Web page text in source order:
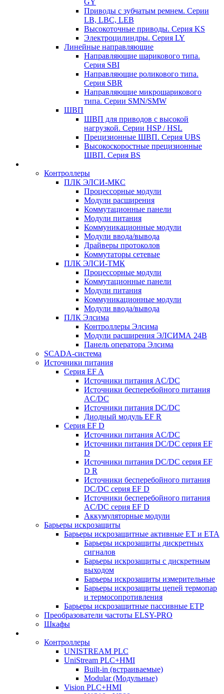
GY
Приводы с зубчатым ремнем. Серии
LB, LBC, LEB
Высокоточные приводы. Серия KS
Электроцилиндры. Серия LY
Линейные направляющие
Направляющие шарикового типа.
Серия SBI
Направляющие роликового типа.
Серия SBR
Направляющие микрошарикового
типа. Серии SMN/SMW
ШВП
ШВП для приводов с высокой
нагрузкой. Серии HSP / HSL
Прецизионные ШВП. Серия UBS
Высокоскоростные прецизионные
ШВП. Серия BS
Контроллеры
ПЛК ЭЛСИ-МКС
Процессорные модули
Модули расширения
Коммутационные панели
Модули питания
Коммуникационные модули
Модули ввода/вывода
Драйверы протоколов
Коммутаторы сетевые
ПЛК ЭЛСИ-ТМК
Процессорные модули
Коммутационные панели
Модули питания
Коммуникационные модули
Модули ввода/вывода
ПЛК Элсима
Контроллеры Элсима
Модули расширения ЭЛСИМА 24В
Панель оператора Элсима
SCADA-система
Источники питания
Серия EF A
Источники питания AC/DC
Источники бесперебойного питания
AC/DC
Источники питания DC/DC
Диодный модуль EF R
Серия EF D
Источники питания AC/DC
Источники питания DC/DC серия EF
D
Источники питания DC/DC серия EF
D R
Источники бесперебойного питания
DC/DC серия EF D
Источники бесперебойного питания
AC/DC серия EF D
Аккумуляторные модули
Барьеры искрозащиты
Барьеры искрозащитные активные ET и ETA
Барьеры искрозащиты дискретных
сигналов
Барьеры искрозащиты с дискретным
выходом
Барьеры искрозащиты измерительные
Барьеры искрозащиты цепей термопар
и термосопротивления
Барьеры искрозащитные пассивные ЕТР
Преобразователи частоты ELSY-PRO
Шкафы
Контроллеры
UNISTREAM PLC
UniStream PLC+HMI
Built-in (встраиваемые)
Modular (Модульные)
Vision PLC+HMI